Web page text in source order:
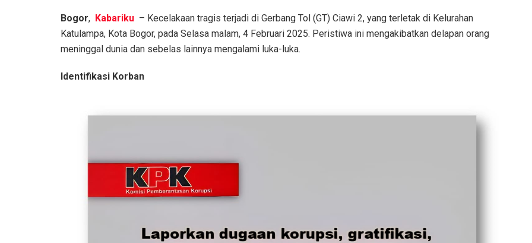
Bogor, Kabariku – Kecelakaan tragis terjadi di Gerbang Tol (GT) Ciawi 2, yang terletak di Kelurahan
Katulampa, Kota Bogor, pada Selasa malam, 4 Februari 2025. Peristiwa ini mengakibatkan delapan orang
meninggal dunia dan sebelas lainnya mengalami luka-luka.
Identifikasi Korban